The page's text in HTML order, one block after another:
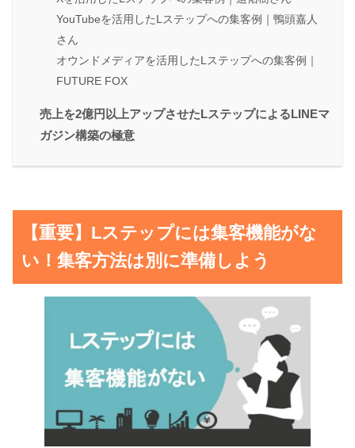
YouTubeを活用したLステップへの集客例｜鴨頭嘉人
さん
オウンドメディアを活用したLステップへの集客例｜
FUTURE FOX
売上を2億円以上アップさせたLステップによるLINEマ
ガジン構築の極意
【重要】Lステップには集客機能がな
い！集客方法は別に準備しよう